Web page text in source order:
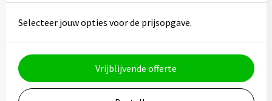
Gereedschap
Zonnebrillen
Selecteer jouw opties voor de prijsopgave.
Vrijblijvende offerte